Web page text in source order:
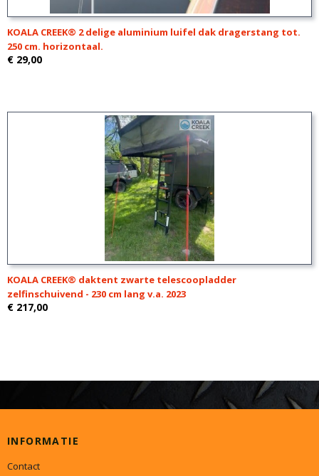
KOALA CREEK® 2 delige aluminium luifel dak dragerstang tot.
250 cm. horizontaal.
€ 29,00
KOALA CREEK® daktent zwarte telescoopladder
zelfinschuivend - 230 cm lang v.a. 2023
€ 217,00
INFORMATIE
Contact